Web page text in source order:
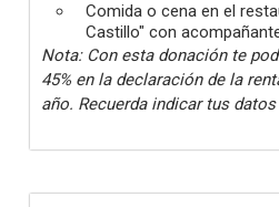
Comida o cena en el
Castillo" con
Nota: Con esta donación te
45% en la declaración de la
año. Recuerda indicar tus